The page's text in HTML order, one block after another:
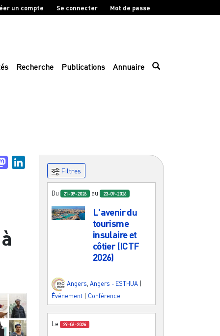
un compte Se connecter Mot de passe
Recherche Publications Annuaire
MastodonLinkedIn
Filtres
Du 21-09-2026 au 23-09-2026
L'avenir du
tourisme
insulaire et
côtier (ICTF
2026)
Angers Angers - ESTHUA
Événement
Conférence
Le 29-06-2026